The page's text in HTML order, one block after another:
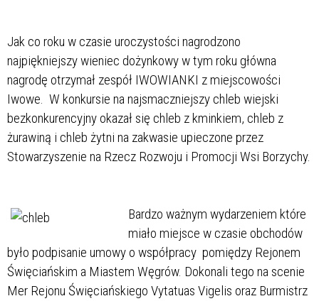
Jak co roku w czasie uroczystości nagrodzono
najpiękniejszy wieniec dożynkowy w tym roku główna
nagrodę otrzymał zespół IWOWIANKI z miejscowości
Iwowe. W konkursie na najsmaczniejszy chleb wiejski
bezkonkurencyjny okazał się chleb z kminkiem, chleb z
żurawiną i chleb żytni na zakwasie upieczone przez
Stowarzyszenie na Rzecz Rozwoju i Promocji Wsi Borzychy.
Bardzo ważnym wydarzeniem które
miało miejsce w czasie obchodów
było podpisanie umowy o współpracy pomiędzy Rejonem
Święciańskim a Miastem Węgrów. Dokonali tego na scenie
Mer Rejonu Święciańskiego Vytatuas Vigelis oraz Burmistrz